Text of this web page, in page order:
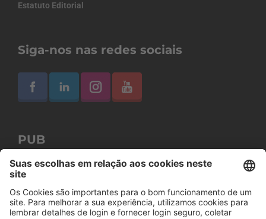
Estatuto Editorial
Siga-nos nas redes sociais
PUB